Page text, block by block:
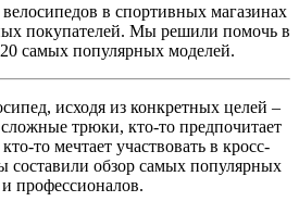
в спортивных магазинах
покупателей. Мы решили помочь в
самых популярных моделей.
исходя из конкретных целей –
трюки, кто-то предпочитает
то мечтает участвовать в кросс-
составили обзор самых популярных
профессионалов.